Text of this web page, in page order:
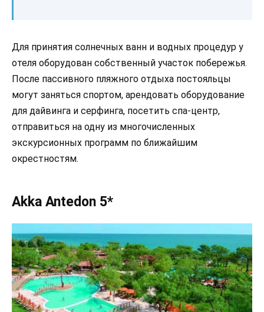
Для принятия солнечных ванн и водных процедур у
отеля оборудован собственный участок побережья.
После пассивного пляжного отдыха постояльцы
могут заняться спортом, арендовать оборудование
для дайвинга и серфинга, посетить спа-центр,
отправиться на одну из многочисленных
экскурсионных программ по ближайшим
окрестностям.
Akka Antedon 5*